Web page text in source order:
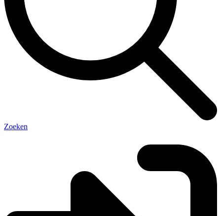
Zoeken